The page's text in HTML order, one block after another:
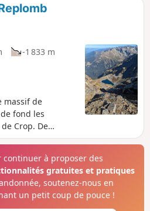
-1 833 m
massif de
fond les
Crop. De
voisins,
continuer à proposer des
gratuites et pratiques
soutenez-nous en
un petit coup de pouce !